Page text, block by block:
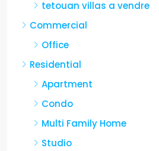
tetouan villas a vendre
Commercial
Office
Residential
Apartment
Condo
Multi Family Home
Studio